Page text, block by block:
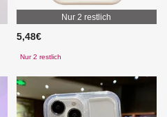
Nur 2 restlich
5,48€
Nur 2 restlich